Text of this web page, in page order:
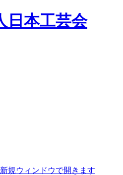
新規ウィンドウで開きます